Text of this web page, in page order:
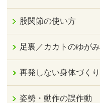
股関節の使い方
足裏／カカトのゆがみ
再発しない身体づくり
姿勢・動作の誤作動